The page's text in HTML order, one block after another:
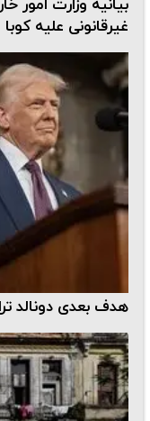
بیانیه وزارت امور
غیرقانونی علیه کوبا
هدف بعدی دونالد